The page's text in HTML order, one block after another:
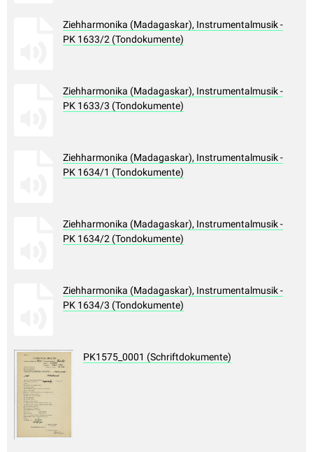
Ziehharmonika (Madagaskar), Instrumentalmusik -
PK 1633/2 (Tondokumente)
Ziehharmonika (Madagaskar), Instrumentalmusik -
PK 1633/3 (Tondokumente)
Ziehharmonika (Madagaskar), Instrumentalmusik -
PK 1634/1 (Tondokumente)
Ziehharmonika (Madagaskar), Instrumentalmusik -
PK 1634/2 (Tondokumente)
Ziehharmonika (Madagaskar), Instrumentalmusik -
PK 1634/3 (Tondokumente)
PK1575_0001 (Schriftdokumente)